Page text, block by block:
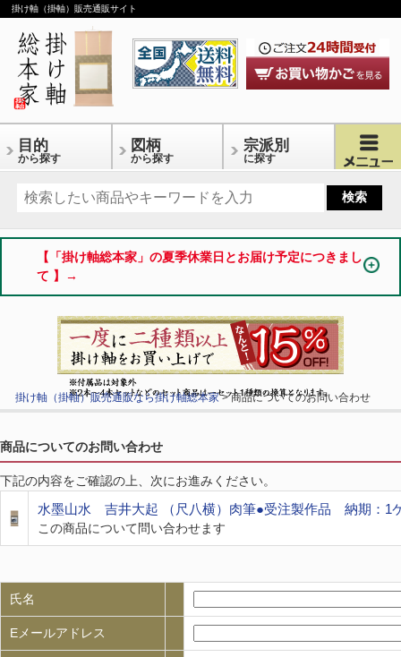
掛け軸（掛軸）販売通販サイト
目的
から探す
図柄
から探す
宗派別
に探す
【「掛け軸総本家」の夏季休業日とお届け予定につきまし
て 】→
掛け軸（掛軸）販売通販なら掛け軸総本家> 商品についてのお問い合わせ
商品についてのお問い合わせ
下記の内容をご確認の上、次にお進みください。
水墨山水 吉井大起 （尺八横）肉筆●受注製作品 納期：1
この商品について問い合わせます
氏名
Eメールアドレス